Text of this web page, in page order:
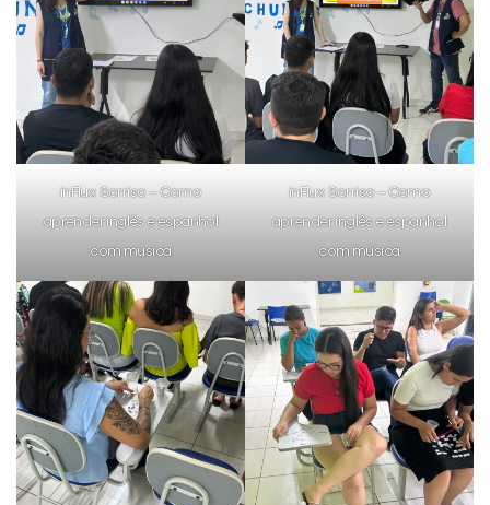
inFlux Sorriso – Como
aprender inglês e espanhol
com música
inFlux Sorriso – Como
aprender inglês e espanhol
com música